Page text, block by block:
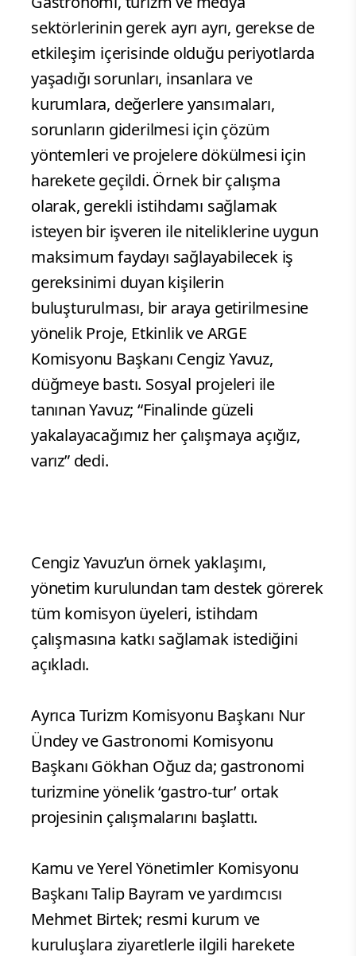
sektörlerinin gerek ayrı ayrı, gerekse de
etkileşim içerisinde olduğu periyotlarda
yaşadığı sorunları, insanlara ve
kurumlara, değerlere yansımaları,
sorunların giderilmesi için çözüm
yöntemleri ve projelere dökülmesi için
harekete geçildi. Örnek bir çalışma
olarak, gerekli istihdamı sağlamak
isteyen bir işveren ile niteliklerine uygun
maksimum faydayı sağlayabilecek iş
gereksinimi duyan kişilerin
buluşturulması, bir araya getirilmesine
yönelik Proje, Etkinlik ve ARGE
Komisyonu Başkanı Cengiz Yavuz,
düğmeye bastı. Sosyal projeleri ile
tanınan Yavuz; “Finalinde güzeli
yakalayacağımız her çalışmaya açığız,
varız” dedi.
Cengiz Yavuz’un örnek yaklaşımı,
yönetim kurulundan tam destek görerek
tüm komisyon üyeleri, istihdam
çalışmasına katkı sağlamak istediğini
açıkladı.
Ayrıca Turizm Komisyonu Başkanı Nur
Ündey ve Gastronomi Komisyonu
Başkanı Gökhan Oğuz da; gastronomi
turizmine yönelik ‘gastro-tur’ ortak
projesinin çalışmalarını başlattı.
Kamu ve Yerel Yönetimler Komisyonu
Başkanı Talip Bayram ve yardımcısı
Mehmet Birtek; resmi kurum ve
kuruluşlara ziyaretlerle ilgili harekete